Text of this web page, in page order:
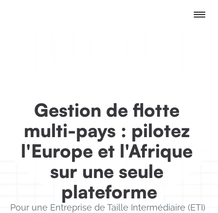
Gestion de flotte
multi-pays : pilotez
l'Europe et l'Afrique
sur une seule
plateforme
Pour une Entreprise de Taille Intermédiaire (ETI)